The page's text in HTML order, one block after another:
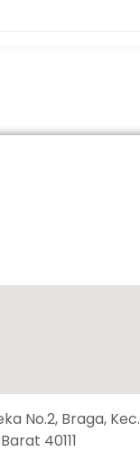
No.2, Braga, Kec.
40111